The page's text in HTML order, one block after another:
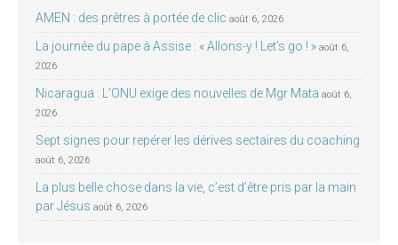
AMEN : des prêtres à portée de clic août 6, 2026
La journée du pape à Assise : « Allons-y ! Let’s go ! » août 6,
2026
Nicaragua : L’ONU exige des nouvelles de Mgr Mata août 6,
2026
Sept signes pour repérer les dérives sectaires du coaching
août 6, 2026
La plus belle chose dans la vie, c’est d’être pris par la main
par Jésus août 6, 2026